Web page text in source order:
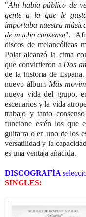
"Ahí había público de
gente a la que le
importaba nuestra
de mucho consenso".-
discos de melancólicas
Polar alcanzó la cima
que convirtieron a Dos
de la historia de
nuevo álbum Más
nueva vida del grupo,
escenarios y la vida
trabajo y tanto
funcione estén los que
guitarra o en uno de los
versatilidad y la
es una ventaja añadida.
DISCOGRAFÍA
SINGLES: